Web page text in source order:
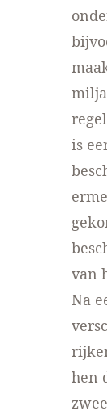
is
van
Na
hen